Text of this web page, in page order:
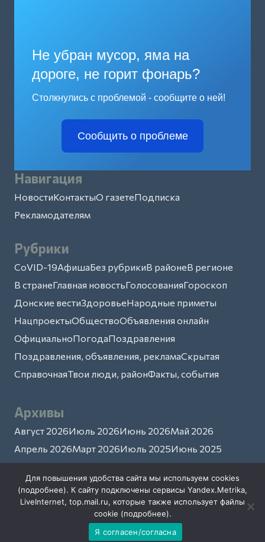
Не убран мусор, яма на
дороге, не горит фонарь?
Столкнулись с проблемой - сообщите о ней!
Сообщить о проблеме
Навигация
НовостиКонтактыО газетеПодписка
Рекламодателям
Рубрики
CoVID-19АфишаБез рубрикиВ районеВ регионе
В странеГлавная новостьГолосованияГороскоп
Донские вестиЗдоровьеНародные приметы
НацпроектыОбществоОбъявления онлайн
ОфициальноПогодаПоздравления
Поздравления, объявления, рекламаСкрытая
СправочнаяТвои люди, районФакты, события
Архивы
Август 2026Июль 2026Июнь 2026Май 2026
Апрель 2026Март 2026Июль 2025Июнь 2025
Май 2025Апрель 2025Март 2025Февраль 2025
Средство массовой информации сетевое издание
интернет-газета «Степная новь» зарегистрировано
Для повышения удобства сайта мы используем cookies
(подробнее). К сайту подключены сервисы Yandex.Metrika,
LiveInternet, top.mail.ru, которые также использует файлы
cookie (подробнее).
Я согласен/согласна